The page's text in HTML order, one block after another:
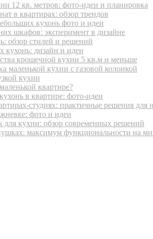
12 кв. метров: фото-идеи и планировка
в квартирах: обзор трендов
кухонь фото и идеи
шкафов: эксперимент в дизайне
обзор стилей и решений
кухонь: дизайн и идеи
крошечной кухни 5 кв.м и меньше
маленькой кухни с газовой колонкой
кухни
квартире?
в квартире: фото-идеи
студиях: практичные решения для
фото и идеи
для кухни: обзор современных решений
максимум функциональности на